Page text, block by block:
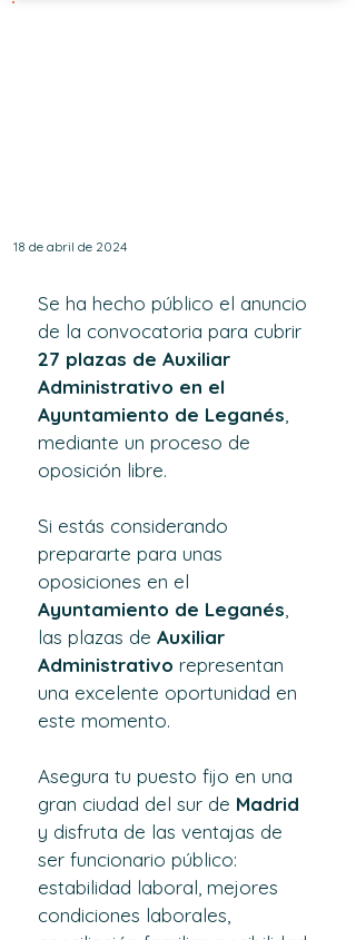
18 de abril de 2024
Se ha hecho público el anuncio
de la convocatoria para cubrir
27 plazas de Auxiliar
Administrativo en el
Ayuntamiento de Leganés
mediante un proceso de
oposición libre.
Si estás considerando
prepararte para unas
oposiciones en el
Ayuntamiento de Leganés
las plazas de Auxiliar
Administrativo representan
una excelente oportunidad en
este momento.
Asegura tu puesto fijo en una
gran ciudad del sur de Madrid
y disfruta de las ventajas de
ser funcionario público:
estabilidad laboral, mejores
condiciones laborales,